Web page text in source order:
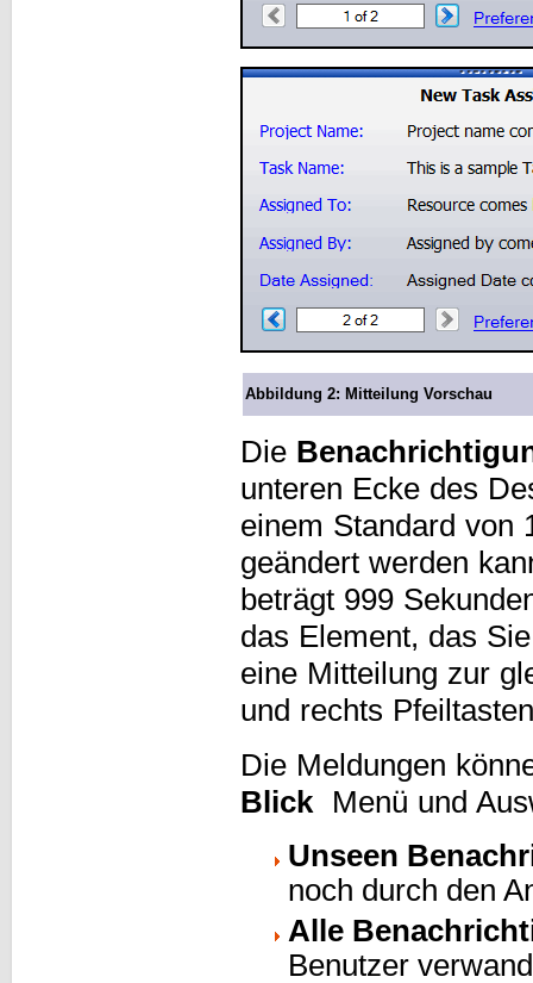
Abbildung 2: Mitteilung Vorschau
Die
unteren Ecke des
einem Standard von
geändert werden
beträgt 999
das Element, das
eine Mitteilung zur
und rechts
Die Meldungen
Blick Menü und
Unseen
noch durch den
Alle
Benutzer